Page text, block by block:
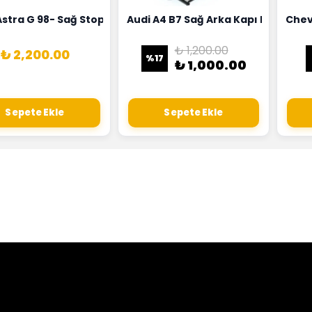
Rapro Marka 96591464
G 98- Sağ Stop Lambası Depo Marka 6223020
₺ 2,200.00
Sepete Ekle
Audi A4 B7 Sağ Arka Kapı Kilit
%17 ₺ 1,200.00
₺ 1,000.00
Sepete Ekle